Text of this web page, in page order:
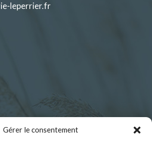
Gérer le consentement
leperrier.fr
d’ouverture :